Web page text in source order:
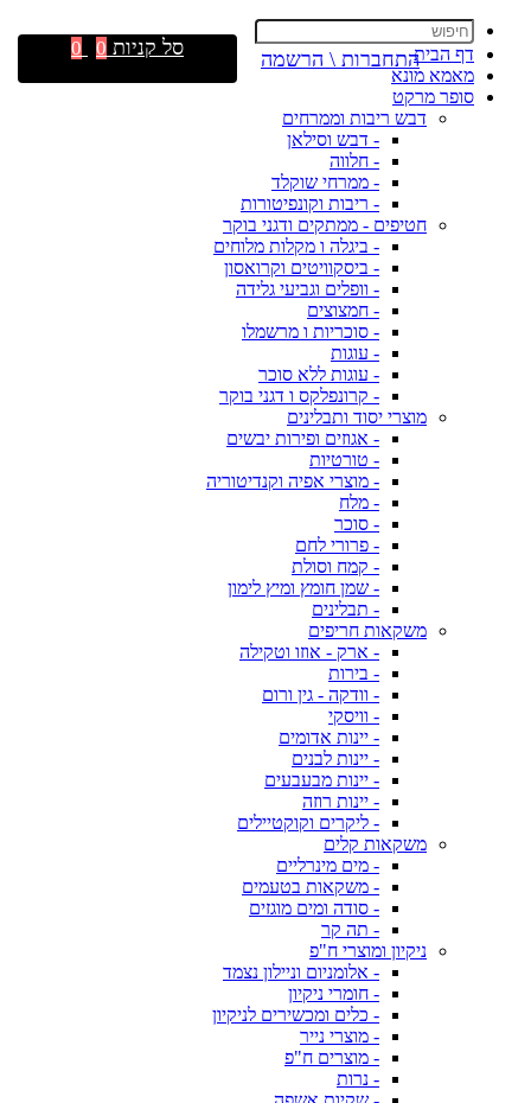
דף הבית
מאמא מונא
סופר מרקט
דבש ריבות וממרחים
- דבש וסילאן
- חלווה
- ממרחי שוקלד
- ריבות וקונפיטורות
חטיפים - ממתקים ודגני בוקר
- ביגלה ו מקלות מלוחים
- ביסקוויטים וקרואסון
- וופלים וגביעי גלידה
- חמצוצים
- סוכריות ו מרשמלו
- עוגות
- עוגות ללא סוכר
- קרונפלקס ו דגני בוקר
מוצרי יסוד ותבלינים
- אגוזים ופירות יבשים
- טורטיות
- מוצרי אפיה וקנדיטוריה
- מלח
- סוכר
- פרורי לחם
- קמח וסולת
- שמן חומץ ומיץ לימון
- תבלינים
משקאות חריפים
- ארק - אוזו וטקילה
- בירות
- וודקה - גין ורום
- וויסקי
- יינות אדומים
- יינות לבנים
- יינות מבעבעים
- יינות רוזה
- ליקרים וקוקטיילים
משקאות קלים
- מים מינרליים
- משקאות בטעמים
- סודה ומים מוגזים
- תה קר
ניקיון ומוצרי ח"פ
- אלומניום וניילון נצמד
- חומרי ניקיון
- כלים ומכשירים לניקיון
- מוצרי נייר
- מוצרים ח"פ
- נרות
התחברות \ הרשמה סל קניות 0
0